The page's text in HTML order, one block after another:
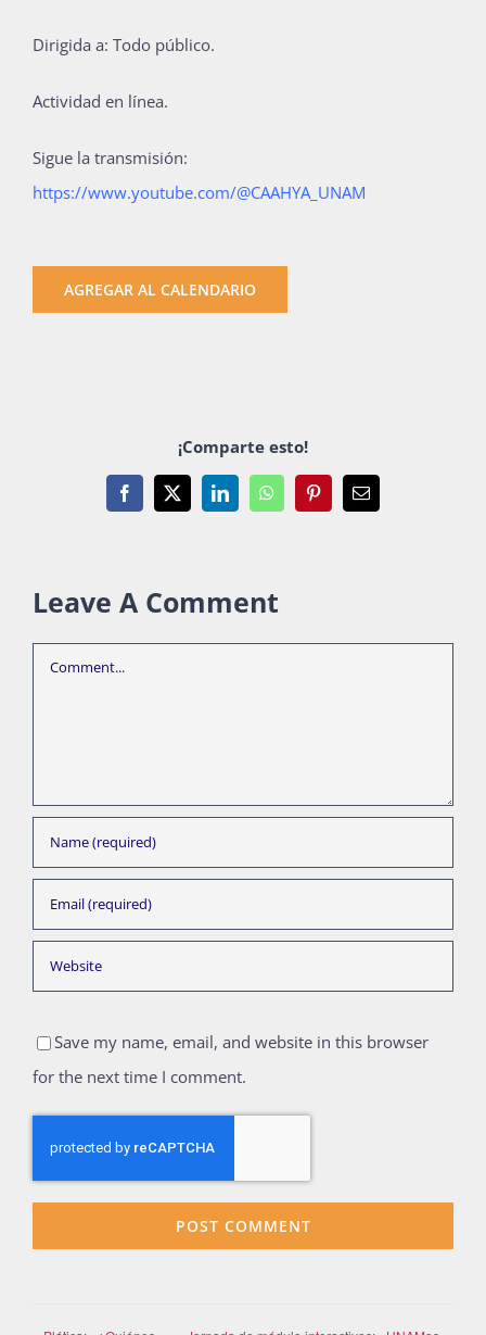
Dirigida a: Todo público.
Actividad en línea.
Sigue la transmisión:
https://www.youtube.com/@CAAHYA_UNAM
AGREGAR AL CALENDARIO
¡Comparte esto!
Facebook
X LinkedInWhatsAppPinterestEmail
Leave A Comment
Comment
Save my name, email, and website in this browser
for the next time I comment.